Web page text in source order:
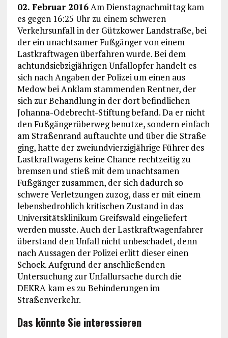
02. Februar 2016Am Dienstagnachmittag kam
es gegen 16:25 Uhr zu einem schweren
Verkehrsunfall in der Gützkower Landstraße, bei
der ein unachtsamer Fußgänger von einem
Lastkraftwagen überfahren wurde. Bei dem
achtundsiebzigjährigen Unfallopfer handelt es
sich nach Angaben der Polizei um einen aus
Medow bei Anklam stammenden Rentner, der
sich zur Behandlung in der dort befindlichen
Johanna-Odebrecht-Stiftung befand. Da er nicht
den Fußgängerüberweg benutze, sondern einfach
am Straßenrand auftauchte und über die Straße
ging, hatte der zweiundvierzigjährige Führer des
Lastkraftwagens keine Chance rechtzeitig zu
bremsen und stieß mit dem unachtsamen
Fußgänger zusammen, der sich dadurch so
schwere Verletzungen zuzog, dass er mit einem
lebensbedrohlich kritischen Zustand in das
Universitätsklinikum Greifswald eingeliefert
werden musste. Auch der Lastkraftwagenfahrer
überstand den Unfall nicht unbeschadet, denn
nach Aussagen der Polizei erlitt dieser einen
Schock. Aufgrund der anschließenden
Untersuchung zur Unfallursache durch die
DEKRA kam es zu Behinderungen im
Straßenverkehr.
Das könnte Sie interessieren